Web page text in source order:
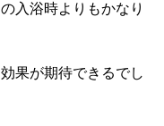
入浴時よりもかなり
果が期待できるでし